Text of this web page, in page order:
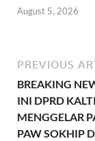
August 5, 2026
PREVIOUS
BREAKING
INI DPRD
MENGGELAR
PAW SOKHIP